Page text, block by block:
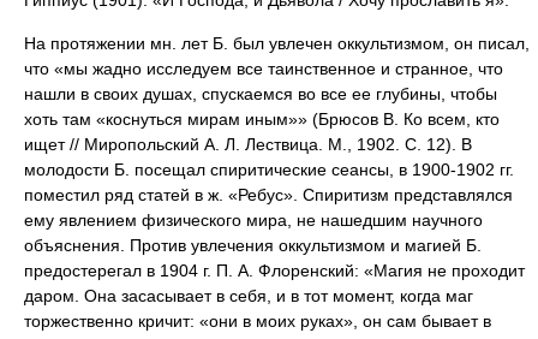
На протяжении мн. лет Б. был увлечен оккультизмом, он писал,
что «мы жадно исследуем все таинственное и странное, что
нашли в своих душах, спускаемся во все ее глубины, чтобы
хоть там «коснуться мирам иным»» (Брюсов В. Ко всем, кто
ищет // Миропольский А. Л. Лествица. М., 1902. С. 12). В
молодости Б. посещал спиритические сеансы, в 1900-1902 гг.
поместил ряд статей в ж. «Ребус». Спиритизм представлялся
ему явлением физического мира, не нашедшим научного
объяснения. Против увлечения оккультизмом и магией Б.
предостерегал в 1904 г. П. А. Флоренский: «Магия не проходит
даром. Она засасывает в себя, и в тот момент, когда маг
торжественно кричит: «они в моих руках», он сам бывает в